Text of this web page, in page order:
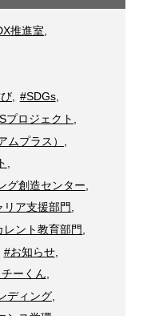
推進室
, #SDGs,
プロジェクト
ムプラス）
グ創造センター
ア支援部門
ント教育部門
#お知らせ,
ーくん
ディング,